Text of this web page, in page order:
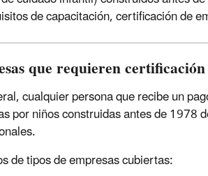
de capacitación, certificación de
que requieren certificación
cualquier persona que recibe un
por niños construidas antes de 1978
de tipos de empresas cubiertas: